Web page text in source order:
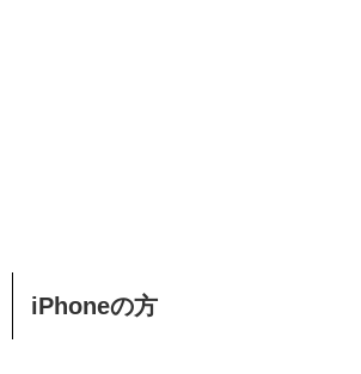
iPhoneの方